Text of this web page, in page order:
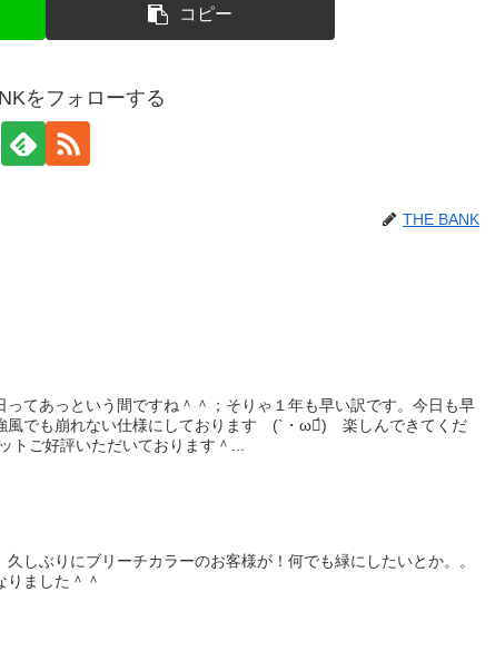
コピー
をフォローする
THE BANK
ってあっという間ですね＾＾；そりゃ１年も早い訳です。今日も早
風でも崩れない仕様にしております (`・ω・́)ゝ楽しんできてくだ
トご好評いただいております＾...
しぶりにブリーチカラーのお客様が！何でも緑にしたいとか。。
りました＾＾